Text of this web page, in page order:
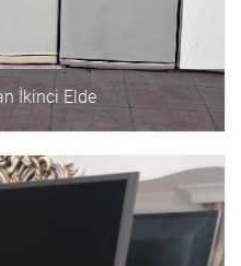
İkinci Elde